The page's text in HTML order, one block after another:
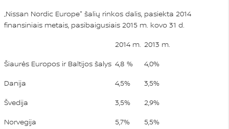
„Nissan Nordic Europe" šalių rinkos dalis, pasiekta 2014
finansiniais metais, pasibaigusiais 2015 m. kovo 31 d.
2014 m. 2013 m.
Šiaurės Europos ir Baltijos šalys 4,8 %
4,0%
Danija
4,5%
3,5%
Švedija
3,5%
2,9%
Norvegija
5,7%
5,5%